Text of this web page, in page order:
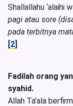
Shallallahu ‘alaihi
pagi atau sore
pada terbitnya
[2]
Fadilah orang
syahid.
Allah Ta’ala